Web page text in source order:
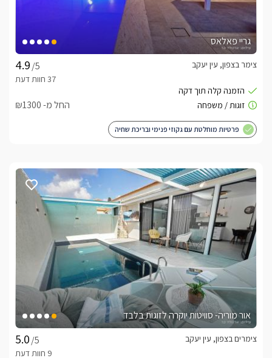
גריי פאלאס
/5
צימר בצפון, עין יעקב
החל מ- ₪1300
פרטיות מוחלטת עם גקוזי פנימי ובריכת שחיה
אור מוריה- סוויטות יוקרה לזוגות בלבד
/5
צימרים בצפון, עין יעקב